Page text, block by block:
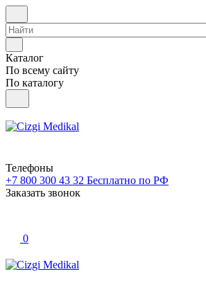
Каталог
По всему сайту
По каталогу
Телефоны
+7 800 300 43 32 Бесплатно по РФ
Заказать звонок
0